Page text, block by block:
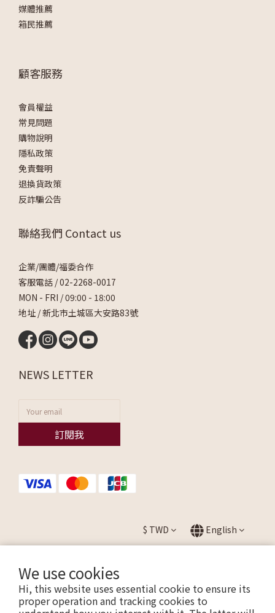
We use cookies
Hi, this website uses essential cookie to ensure its
proper operation and tracking cookies to
媒體推薦
箱民推薦
顧客服務
會員權益
常見問題
購物說明
隱私政策
免責聲明
退換貨政策
反詐騙公告
聯絡我們 Contact us
企業/團體/福委合作
客服電話 /02-2268-0017
MON - FRI / 09:00 - 18:00
地址 / 新北市土城區大安路83號
NEWS LETTER
訂閱我
$ TWD English
提醒您，我們不會以電話或簡訊方式通知變更付款方式。